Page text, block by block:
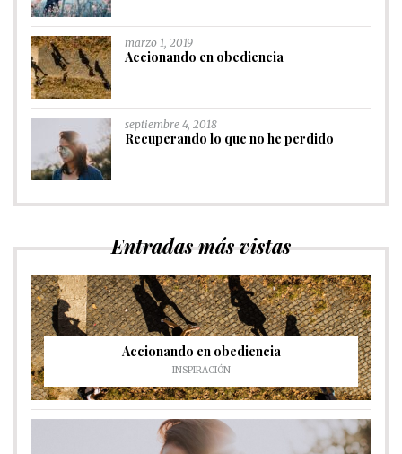
marzo 1, 2019
Accionando en obediencia
septiembre 4, 2018
Recuperando lo que no he perdido
Entradas más vistas
Accionando en obediencia
INSPIRACIÓN